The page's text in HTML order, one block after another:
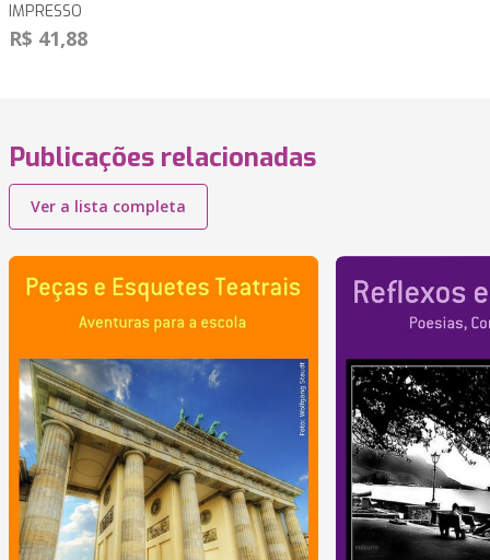
IMPRESSO
R$ 41,88
Publicações relacionadas
Ver a lista completa